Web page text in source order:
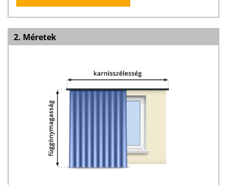
2. Méretek